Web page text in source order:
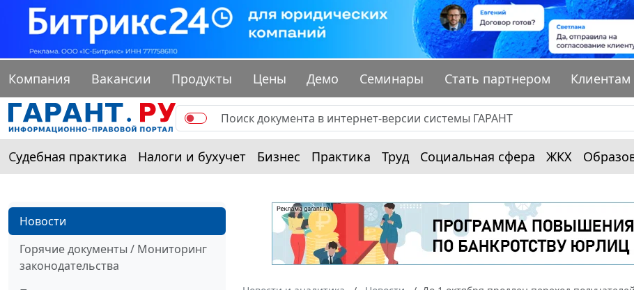
Компания Вакансии Продукты Цены Демо Семинары Стать партнером Клиентам
Судебная практика Налоги и бухучет Бизнес Практика Труд Социальная сфера ЖКХ
Новости
Горячие документы / Мониторинг
законодательства